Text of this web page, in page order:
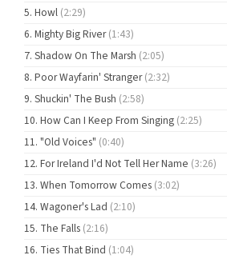
Howl (2:29)
Mighty Big River(1:43)
Shadow On The Marsh (2:05)
Poor Wayfarin' Stranger(2:32)
Shuckin' The Bush (2:58)
How Can I Keep From Singing (2:25)
"Old Voices" (0:40)
For Ireland I'd Not Tell Her Name (3:26)
When Tomorrow Comes (3:02)
Wagoner's Lad (2:10)
The Falls (2:16)
Ties That Bind (1:04)